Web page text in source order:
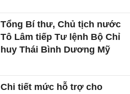
Tổng Bí thư, Chủ tịch nước
Tô Lâm tiếp Tư lệnh Bộ Chỉ
huy Thái Bình Dương Mỹ
Chi tiết mức hỗ trợ cho